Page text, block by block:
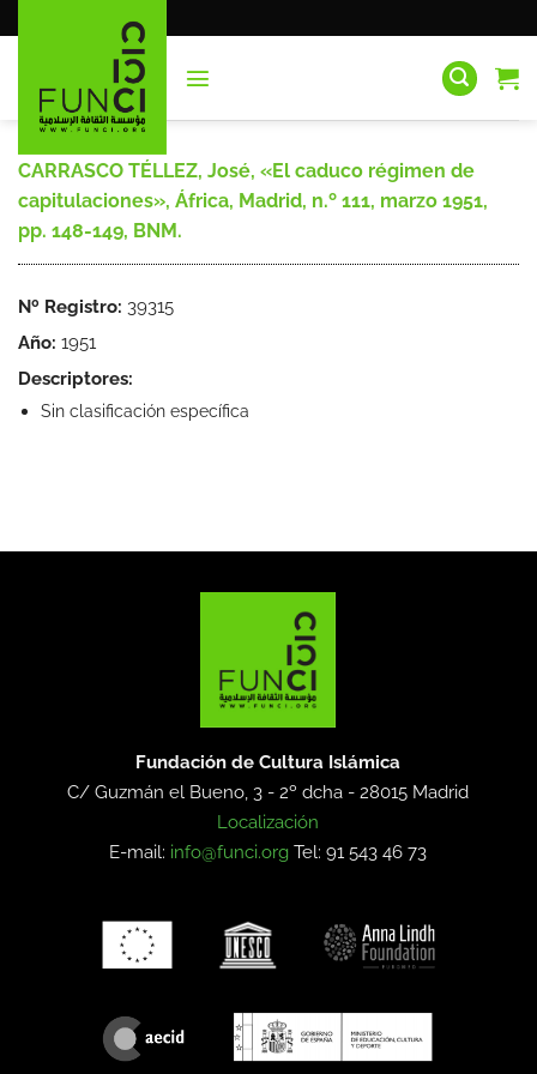
al
CARRASCO TÉLLEZ, José, «El caduco régimen de
capitulaciones», África, Madrid, n.º 111, marzo 1951,
pp. 148-149, BNM.
Nº Registro: 39315
Año: 1951
Descriptores:
Sin clasificación específica
Fundación de Cultura Islámica
C/ Guzmán el Bueno, 3 - 2º dcha -28015 Madrid
Localización
E-mail: info@funci.org Tel: 91 543 46 73